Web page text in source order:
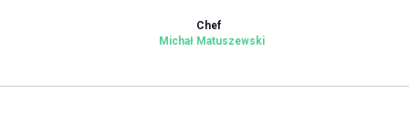
Chef
Michał Matuszewski